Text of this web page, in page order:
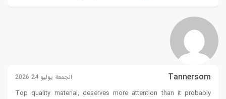
Tannersom الجمعة يوليو 24 2026
Top quality material, deserves more attention than it probably